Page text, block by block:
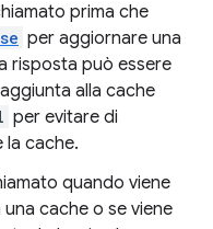
prima che
per aggiornare una
risposta può essere
alla cache
per evitare di
la cache.
quando viene
cache o se viene